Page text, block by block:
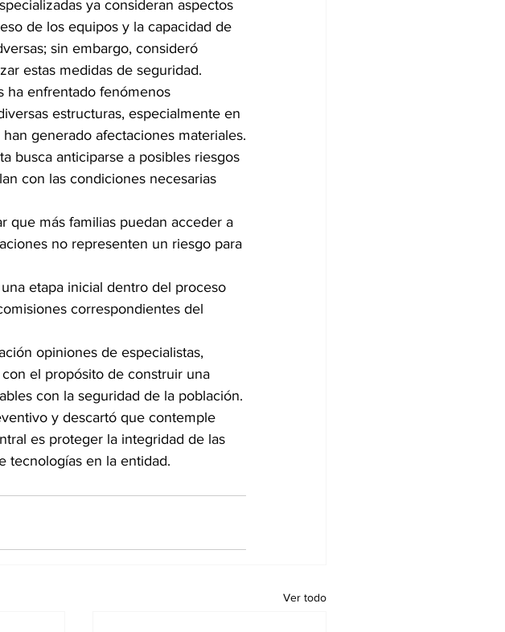
ya consideran aspectos
de los equipos y la capacidad de
sin embargo, consideró
estas medidas de seguridad.
ha enfrentado fenómenos
estructuras, especialmente en
generado afectaciones materiales.
busca anticiparse a posibles riesgos
con las condiciones necesarias
que más familias puedan acceder a
no representen un riesgo para
etapa inicial dentro del proceso
correspondientes del
opiniones de especialistas,
el propósito de construir una
con la seguridad de la población.
y descartó que contemple
es proteger la integridad de las
tecnologías en la entidad.
Ver todo